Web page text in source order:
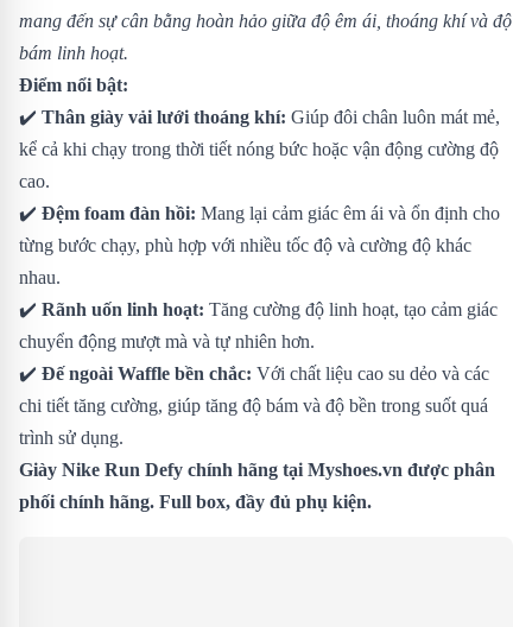
mang đến sự cân bằng hoàn hảo giữa độ êm ái, thoáng khí và độ
bám linh hoạt.
Điểm nổi bật:
✔️ Thân giày vải lưới thoáng khí: Giúp đôi chân luôn mát mẻ,
kể cả khi chạy trong thời tiết nóng bức hoặc vận động cường độ
cao.
✔️ Đệm foam đàn hồi: Mang lại cảm giác êm ái và ổn định cho
từng bước chạy, phù hợp với nhiều tốc độ và cường độ khác
nhau.
✔️ Rãnh uốn linh hoạt: Tăng cường độ linh hoạt, tạo cảm giác
chuyển động mượt mà và tự nhiên hơn.
✔️ Đế ngoài Waffle bền chắc: Với chất liệu cao su dẻo và các
chi tiết tăng cường, giúp tăng độ bám và độ bền trong suốt quá
trình sử dụng.
Giày Nike Run Defy chính hãng tại Myshoes.vn được phân
phối chính hãng. Full box, đầy đủ phụ kiện.